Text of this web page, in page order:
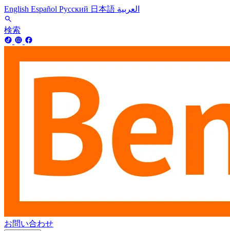
English Español Русский 日本語 العربية
検索
お問い合わせ